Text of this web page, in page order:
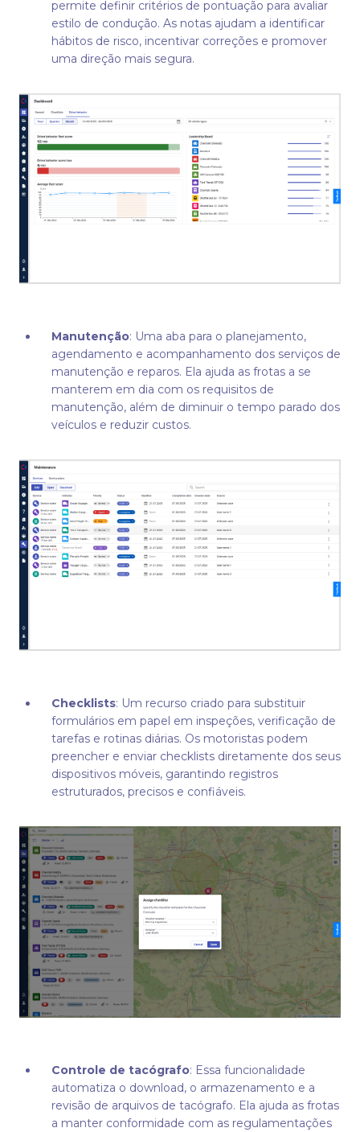
permite definir critérios de pontuação para avaliar
estilo de condução. As notas ajudam a identificar
hábitos de risco, incentivar correções e promover
uma direção mais segura.
Manutenção: Uma aba para o planejamento,
agendamento e acompanhamento dos serviços de
manutenção e reparos. Ela ajuda as frotas a se
manterem em dia com os requisitos de
manutenção, além de diminuir o tempo parado dos
veículos e reduzir custos.
Checklists: Um recurso criado para substituir
formulários em papel em inspeções, verificação de
tarefas e rotinas diárias. Os motoristas podem
preencher e enviar checklists diretamente dos seus
dispositivos móveis, garantindo registros
estruturados, precisos e confiáveis.
Controle de tacógrafo: Essa funcionalidade
automatiza o download, o armazenamento e a
revisão de arquivos de tacógrafo. Ela ajuda as frotas
a manter conformidade com as regulamentações